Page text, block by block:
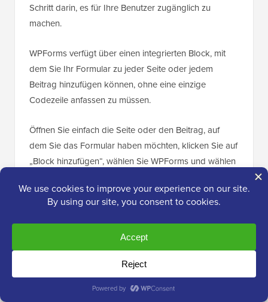
Schritt darin, es für Ihre Benutzer zugänglich zu
machen.
WPForms verfügt über einen integrierten Block, mit
dem Sie Ihr Formular zu jeder Seite oder jedem
Beitrag hinzufügen können, ohne eine einzige
Codezeile anfassen zu müssen.
Öffnen Sie einfach die Seite oder den Beitrag, auf
dem Sie das Formular haben möchten, klicken Sie auf
„Block hinzufügen“, wählen Sie WPForms und wählen